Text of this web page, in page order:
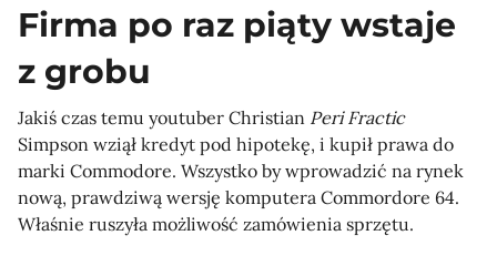
Firma po raz piąty wstaje
z grobu
Jakiś czas temu youtuber Christian Peri Fractic
Simpson wziął kredyt pod hipotekę, i kupił prawa do
marki Commodore. Wszystko by wprowadzić na rynek
nową, prawdziwą wersję komputera Commordore 64.
Właśnie ruszyła możliwość zamówienia sprzętu.